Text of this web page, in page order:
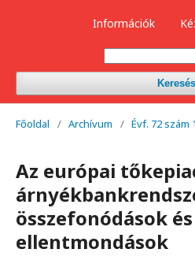
Információk
Keresés
Főoldal / Archívum / Évf. 72 szám
Az európai
összefonódások és
ellentmondások